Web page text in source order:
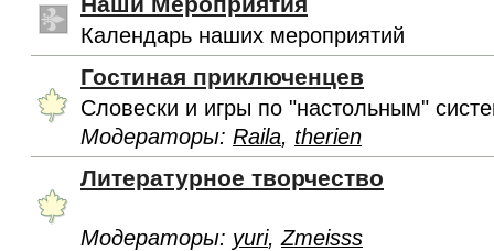
Календарь наших мероприятий
Гостиная приключенцев
Словески и игры по "настольным"
Модераторы: Raila, therien
Литературное творчество
Модераторы: yuri, Zmeisss